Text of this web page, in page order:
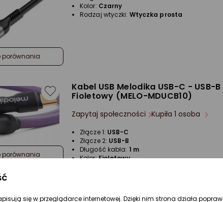
Kolor: Czarny
Rodzaj wtyczki: Wtyczka prosta
Kabel USB Melodika USB-C - USB-B
Fioletowy (MELO-MDUCB10)
Zapytaj społeczności Kupiła 1 osoba
Złącze 1: USB-C
Złącze 2: USB-B
Długość kabla: 1 m
Kolor:Fioletowy
się w przeglądarce internetowej. Dzięki nim strona działa